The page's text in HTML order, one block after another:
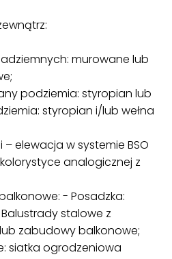
murowane lub
podziemia: styropian lub
styropian i/lub wełna
elewacja w systemie BSO
analogicznej z
- Posadzka:
stalowe z
zabudowy balkonowe;
siatka ogrodzeniowa